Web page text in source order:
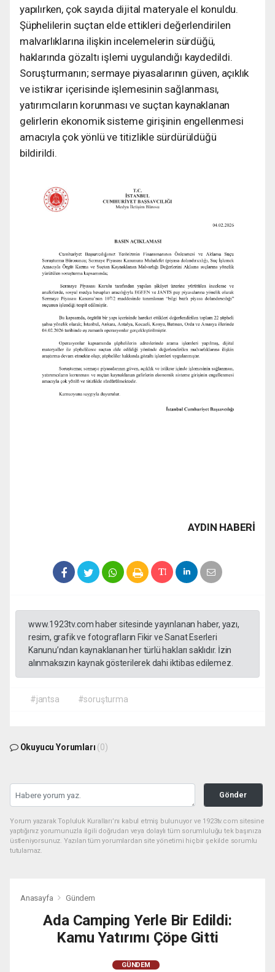
yapılırken, çok sayıda dijital materyale el konuldu.
Şüphelilerin suçtan elde ettikleri değerlendirilen
malvarlıklarına ilişkin incelemelerin sürdüğü,
haklarında gözaltı işlemi uygulandığı kaydedildi.
Soruşturmanın; sermaye piyasalarının güven, açıklık
ve istikrar içerisinde işlemesinin sağlanması,
yatırımcıların korunması ve suçtan kaynaklanan
gelirlerin ekonomik sisteme girişinin engellenmesi
amacıyla çok yönlü ve titizlikle sürdürüldüğü
bildirildi.
AYDIN HABERİ
www.1923tv.com haber sitesinde yayınlanan haber, yazı,
resim, grafik ve fotografların Fikir ve Sanat Eserleri
Kanunu’ndan kaynaklanan her türlü hakları saklıdır. İzin
alınmaksızın kaynak gösterilerek dahi iktibas edilemez.
#jantsa #soruşturma
Okuyucu Yorumları (0)
Gönder
Yorum yazarak Topluluk Kuralları’nı kabul etmiş bulunuyor ve 1923tv.com sitesine
yaptığınız yorumunuzla ilgili doğrudan veya dolaylı tüm sorumluluğu tek başınıza
üstleniyorsunuz. Yazılan tüm yorumlardan site yönetimi hiçbir şekilde sorumlu
tutulamaz.
Anasayfa Gündem
Ada Camping Yerle Bir Edildi:
Kamu Yatırımı Çöpe Gitti
GÜNDEM